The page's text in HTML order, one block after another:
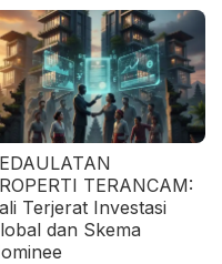
TERANCAM:
Terjerat Investasi
dan Skema